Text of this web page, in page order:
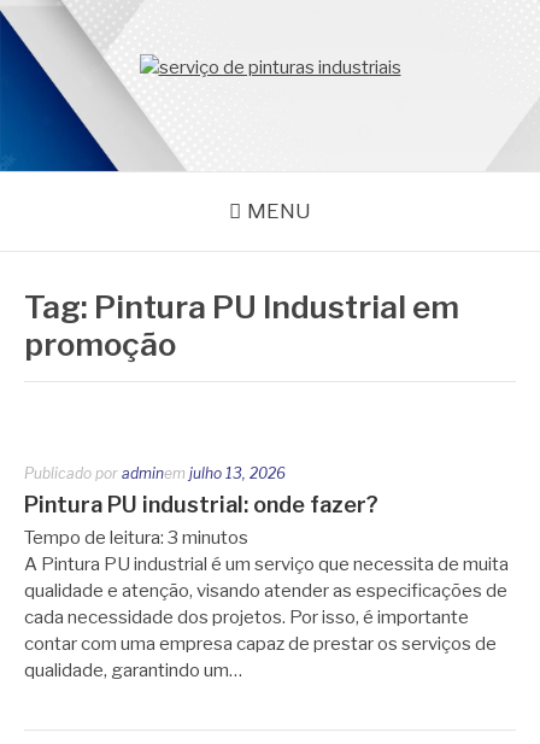
Pular
para
conteúdoPROMAR
Blog
MENU
Tag: Pintura PU Industrial em
promoção
Publicado por adminem julho 13, 2026
Pintura PU industrial: onde fazer?
Tempo de leitura: 3 minutos
A Pintura PU industrial é um serviço que necessita de muita
qualidade e atenção, visando atender as especificações de
cada necessidade dos projetos. Por isso, é importante
contar com uma empresa capaz de prestar os serviços de
qualidade, garantindo um…